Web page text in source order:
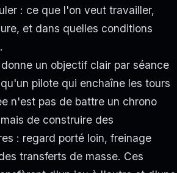
: ce que l'on veut travailler,
et dans quelles conditions
un objectif clair par séance
pilote qui enchaîne les tours
n'est pas de battre un chrono
de construire des
: regard porté loin, freinage
transferts de masse. Ces